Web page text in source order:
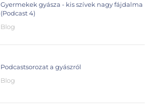
Gyermekek gyásza - kis szívek nagy fájdalma
(Podcast 4)
Blog
Podcastsorozat a gyászról
Blog